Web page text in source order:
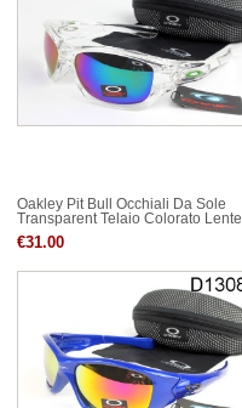
Oakley Pit Bull Occhiali Da Sole
Transparent Telaio Colorato Lente
€31.00